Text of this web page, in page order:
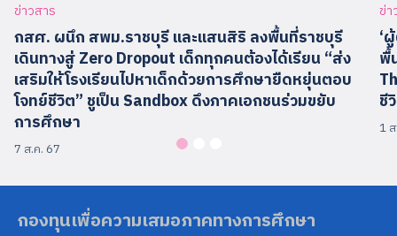
ข่าวสาร
กสศ. ผนึก สพม.ราชบุรี และแสนสิริ ลงพื้นที่ราชบุรี
เดินทางสู่ Zero Dropout เด็กทุกคนต้องได้เรียน “ส่ง
เสริมให้โรงเรียนไปหาเด็กด้วยการศึกษายืดหยุ่นตอบ
โจทย์ชีวิต” ชูเป็น Sandbox ดึงภาคเอกชนร่วมขยับ
การศึกษา
7 ส.ค. 67
ข่า
‘
พื้
ชี
1
กองทุนเพื่อความเสมอภาคทางการศึกษา